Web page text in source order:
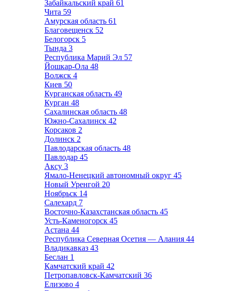
Забайкальский край 61
Чита 59
Амурская область 61
Благовещенск 52
Белогорск 5
Тында 3
Республика Марий Эл 57
Йошкар-Ола 48
Волжск 4
Киев 50
Курганская область 49
Курган 48
Сахалинская область 48
Южно-Сахалинск 42
Корсаков 2
Долинск 2
Павлодарская область 48
Павлодар 45
Аксу 3
Ямало-Ненецкий автономный округ 45
Новый Уренгой 20
Ноябрьск 14
Салехард 7
Восточно-Казахстанская область 45
Усть-Каменогорск 45
Астана 44
Республика Северная Осетия — Алания 44
Владикавказ 43
Беслан 1
Камчатский край 42
Петропавловск-Камчатский 36
Елизово 4